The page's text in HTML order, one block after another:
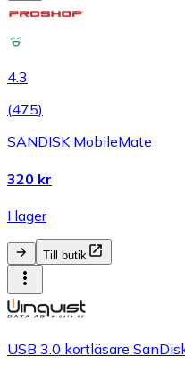
4.3
(475)
SANDISK MobileMate
320 kr
I lager
Till butik
USB 3.0 kortläsare